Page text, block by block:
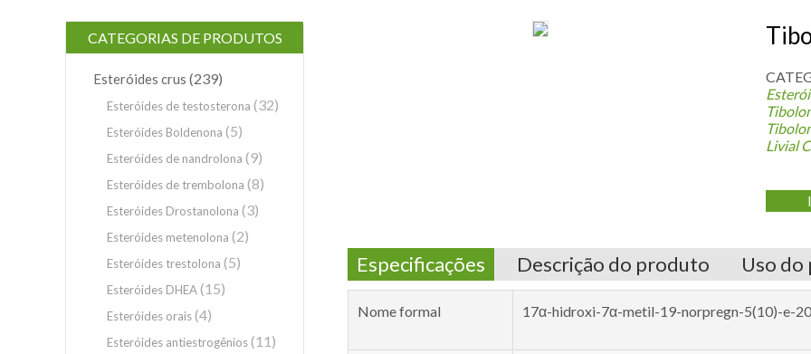
Livial
Especificações Descrição do produto Uso
Nome formal 17α-hidroxi-7α-metil-19-norpregn-5(10)-e-
CATEGORIAS DE PRODUTOS
Esteróides crus (239)
Esteróides de testosterona (32)
Esteróides Boldenona (5)
Esteróides de nandrolona (9)
Esteróides de trembolona (8)
Esteróides Drostanolona (3)
Esteróides metenolona (2)
Esteróides trestolona (5)
Esteróides DHEA(15)
Esteróides orais(4)
Esteróides antiestrogênios(11)